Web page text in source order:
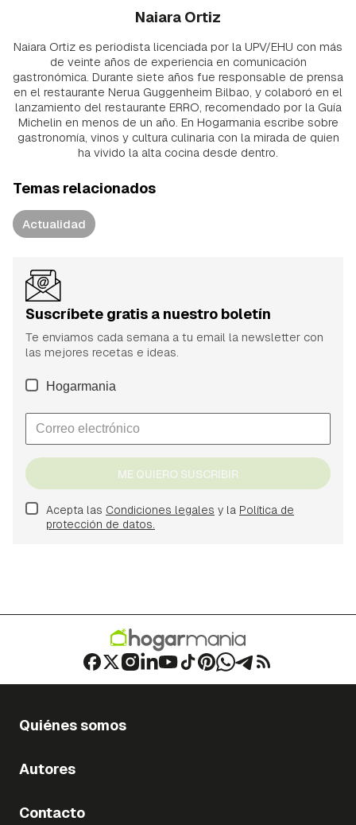
Naiara Ortiz
Naiara Ortiz es periodista licenciada por la UPV/EHU con más
de veinte años de experiencia en comunicación
gastronómica. Durante siete años fue responsable de prensa
en el restaurante Nerua Guggenheim Bilbao, y colaboró en el
lanzamiento del restaurante ERRO, recomendado por la Guía
Michelin en menos de un año. En Hogarmania escribe sobre
gastronomía, vinos y cultura culinaria con la mirada de quien
ha vivido la alta cocina desde dentro.
Temas relacionados
Actualidad
Suscríbete gratis a nuestro boletín
Te enviamos cada semana a tu email la newsletter con
las mejores recetas e ideas.
Hogarmania
ME QUIERO SUSCRIBIR
Acepta las Condiciones legales y la Política de
protección de datos.
Quiénes somos
Autores
Contacto